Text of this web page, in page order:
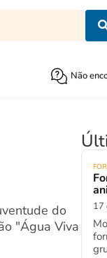
Não
do
"Água Viva
17